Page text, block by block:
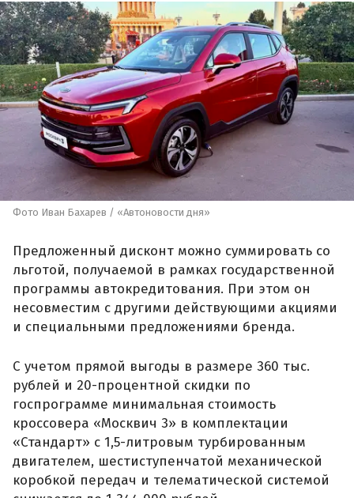
Фото Иван Бахарев / «Автоновости дня»
Предложенный дисконт можно суммировать со
льготой, получаемой в рамках государственной
программы автокредитования. При этом он
несовместим с другими действующими акциями
и специальными предложениями бренда.
С учетом прямой выгоды в размере 360 тыс.
рублей и 20-процентной скидки по
госпрограмме минимальная стоимость
кроссовера «Москвич 3» в комплектации
«Стандарт» с 1,5-литровым турбированным
двигателем, шестиступенчатой механической
коробкой передач и телематической системой